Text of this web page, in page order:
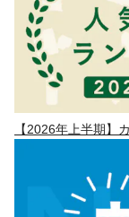
【2026年上半期】